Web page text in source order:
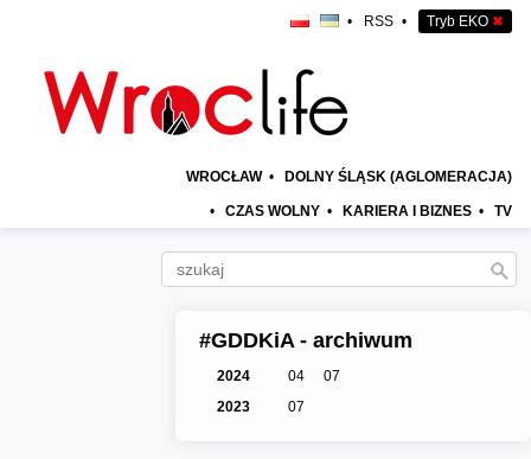
• RSS • Tryb EKO ✖
WROCŁAW • DOLNY ŚLĄSK (AGLOMERACJA)
• CZAS WOLNY • KARIERA I BIZNES • TV
#GDDKiA - archiwum
2024 04
07
2023
07